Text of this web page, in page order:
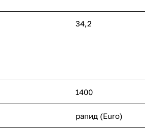
34,2
1400
рапид (Euro)